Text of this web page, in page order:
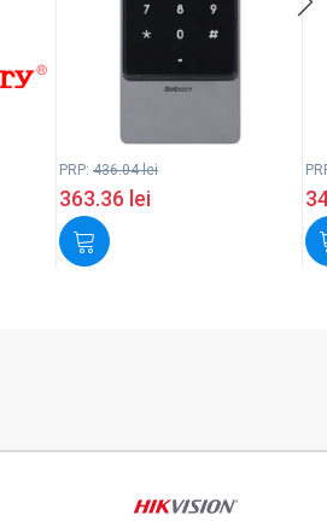
PRP: 436.04lei
363.36 lei